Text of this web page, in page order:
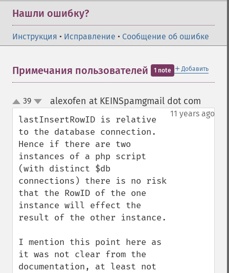
Нашли ошибку?
Инструкция • Исправление • Сообщение об ошибке
＋ Добавить
Примечания пользователей 1 note
up
down
39 alexofen at KEINSpamgmail dot com
11 years ago
lastInsertRowID is relative
to the database connection.
Hence if there are two
instances of a php script
(with distinct $db
connections) there is no risk
that the RowID of the one
instance will effect the
result of the other instance.
I mention this point here as
it was not clear from the
documentation, at least not